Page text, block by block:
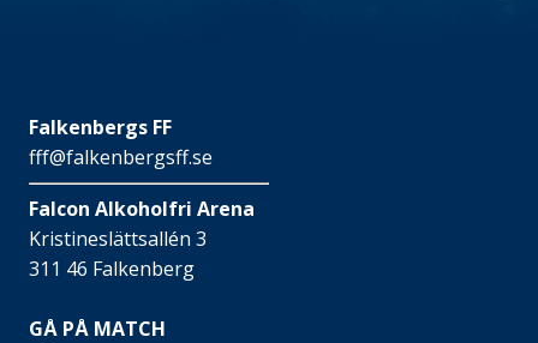
Falkenbergs FF
fff@falkenbergsff.se
Falcon Alkoholfri Arena
Kristineslättsallén 3
311 46 Falkenberg
GÅ PÅ MATCH